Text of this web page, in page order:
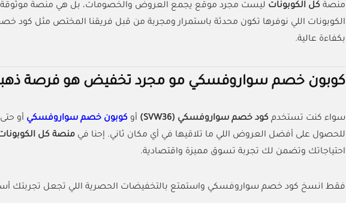
منصة كل الكوبونات ليست مجرد موقع يجمع العروض والخصومات، بل هي منصة موثوقة
الكوبونات اللي نوفرها تكون محدثة باستمرار ومجربة من قبل فريقنا المختص مثل كود
بكفاءة عالية.
كوبون خصم سواروفسكي مو مجرد تخفيض هو فرصة
سواء كنت تستخدم كود خصم سواروفسكي (SVW36) أو كوبون خصم سواروفسكي أو حتى
للحصول على أفضل العروض اللي ما تلاقيها في أي مكان ثاني. إحنا في منصة كل
احتياجاتك وتضمن لك تجربة تسوق مميزة واقتصادية.
فقط انسخ كود خصم سواروفسكي واستمتع بالتخفيضات الحصرية اللي تجعل تجربتك